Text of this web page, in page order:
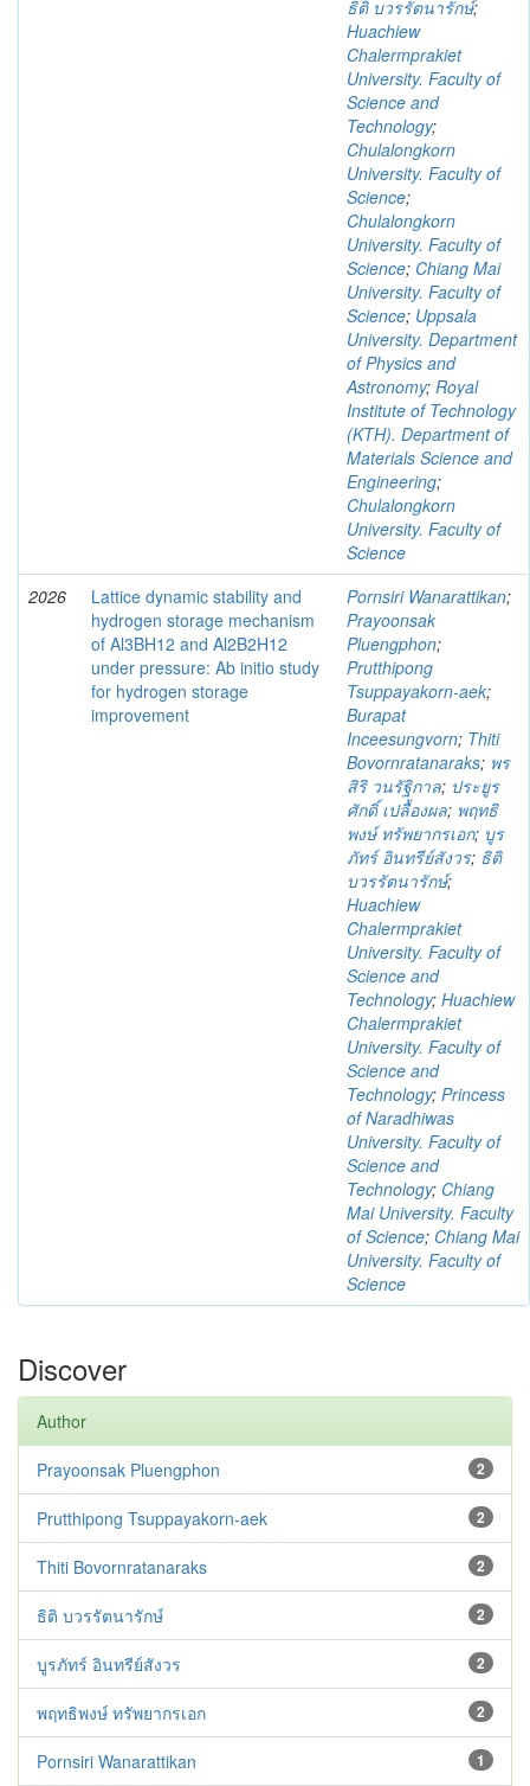
ธิติ บวรรัตนารักษ์;
Huachiew
Chalermprakiet
University. Faculty of
Science and
Technology;
Chulalongkorn
University. Faculty of
Science;
Chulalongkorn
University. Faculty of
Science; Chiang Mai
University. Faculty of
Science; Uppsala
University. Department
of Physics and
Astronomy; Royal
Institute of Technology
(KTH). Department of
Materials Science and
Engineering;
Chulalongkorn
University. Faculty of
Science
2026
Lattice dynamic stability and
hydrogen storage mechanism
of Al3BH12 and Al2B2H12
under pressure: Ab initio study
for hydrogen storage
improvement
Pornsiri Wanarattikan;
Prayoonsak
Pluengphon;
Prutthipong
Tsuppayakorn-aek;
Burapat
Inceesungvorn; Thiti
Bovornratanaraks; พร
สิริ วนรัฐิกาล; ประยูร
ศักดิ์ เปลื้องผล; พฤทธิ
พงษ์ ทรัพยากรเอก; บูร
ภัทร์ อินทรีย์สังวร; ธิติ
บวรรัตนารักษ์;
Huachiew
Chalermprakiet
University. Faculty of
Science and
Technology; Huachiew
Chalermprakiet
University. Faculty of
Science and
Technology; Princess
of Naradhiwas
University. Faculty of
Science and
Technology; Chiang
Mai University. Faculty
of Science; Chiang Mai
University. Faculty of
Science
Discover
Author
2
Prayoonsak Pluengphon
2
Prutthipong Tsuppayakorn-aek
2
Thiti Bovornratanaraks
2
ธิติ บวรรัตนารักษ์
2
บูรภัทร์ อินทรีย์สังวร
2
พฤทธิพงษ์ ทรัพยากรเอก
1
Pornsiri Wanarattikan